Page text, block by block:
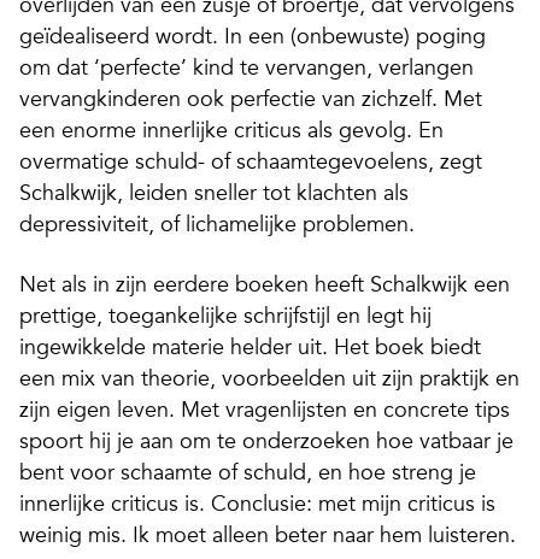
geïdealiseerd wordt. In een (onbewuste) poging
om dat ‘perfecte’ kind te vervangen, verlangen
vervangkinderen ook perfectie van zichzelf. Met
een enorme innerlijke criticus als gevolg. En
overmatige schuld- of schaamtegevoelens, zegt
Schalkwijk, leiden sneller tot klachten als
depressiviteit, of lichamelijke problemen.
Net als in zijn eerdere boeken heeft Schalkwijk een
prettige, toegankelijke schrijfstijl en legt hij
ingewikkelde materie helder uit. Het boek biedt
een mix van theorie, voorbeelden uit zijn praktijk en
zijn eigen leven. Met vragenlijsten en concrete tips
spoort hij je aan om te onderzoeken hoe vatbaar je
bent voor schaamte of schuld, en hoe streng je
innerlijke criticus is. Conclusie: met mijn criticus is
weinig mis. Ik moet alleen beter naar hem luisteren.